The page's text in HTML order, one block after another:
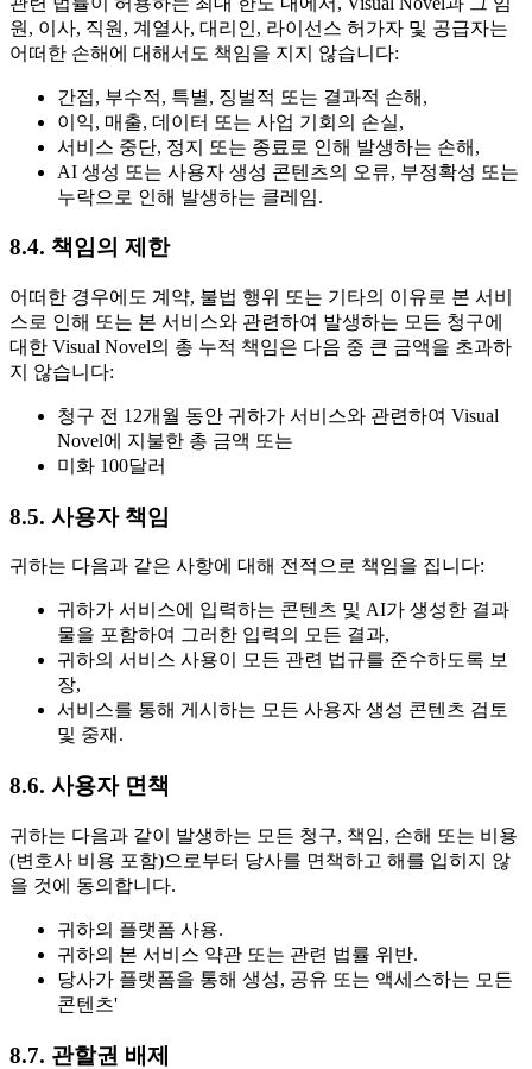
원, 이사, 직원, 계열사, 대리인, 라이선스 허가자 및 공급자는
어떠한 손해에 대해서도 책임을 지지 않습니다:
간접, 부수적, 특별, 징벌적 또는 결과적 손해,
이익, 매출, 데이터 또는 사업 기회의 손실,
서비스 중단, 정지 또는 종료로 인해 발생하는 손해,
AI 생성 또는 사용자 생성 콘텐츠의 오류, 부정확성 또는
누락으로 인해 발생하는 클레임.
8.4. 책임의 제한
어떠한 경우에도 계약, 불법 행위 또는 기타의 이유로 본 서비
스로 인해 또는 본 서비스와 관련하여 발생하는 모든 청구에
대한 Visual Novel의 총 누적 책임은 다음 중 큰 금액을 초과하
지 않습니다:
청구 전 12개월 동안 귀하가 서비스와 관련하여 Visual
Novel에 지불한 총 금액 또는
미화 100달러
8.5. 사용자 책임
귀하는 다음과 같은 사항에 대해 전적으로 책임을 집니다:
귀하가 서비스에 입력하는 콘텐츠 및 AI가 생성한 결과
물을 포함하여 그러한 입력의 모든 결과,
귀하의 서비스 사용이 모든 관련 법규를 준수하도록 보
장,
서비스를 통해 게시하는 모든 사용자 생성 콘텐츠 검토
및 중재.
8.6. 사용자 면책
귀하는 다음과 같이 발생하는 모든 청구, 책임, 손해 또는 비용
(변호사 비용 포함)으로부터 당사를 면책하고 해를 입히지 않
을 것에 동의합니다.
귀하의 플랫폼 사용.
귀하의 본 서비스 약관 또는 관련 법률 위반.
당사가 플랫폼을 통해 생성, 공유 또는 액세스하는 모든
콘텐츠'
8.7. 관할권 배제